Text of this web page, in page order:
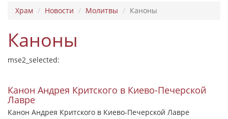
Храм Новости Молитвы Каноны
Каноны
mse2_selected:
Канон Андрея Критского в Киево-Печерской
Лавре
Канон Андрея Критского в Киево-Печерской Лавре